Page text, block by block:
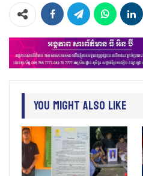
You Might Also Like